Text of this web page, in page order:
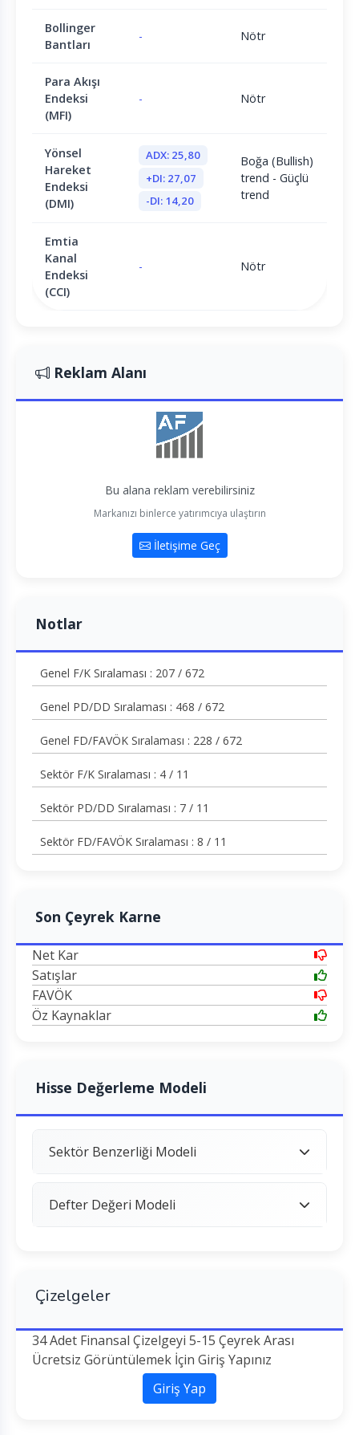
Bollinger
Bantları
- Nötr
Para Akışı
Endeksi
(MFI)
- Nötr
Yönsel
Hareket
Endeksi
(DMI)
ADX: 25,80
+DI: 27,07
-DI: 14,20
Boğa (Bullish)
trend - Güçlü
trend
Emtia
Kanal
Endeksi
(CCI)
- Nötr
Reklam Alanı
Bu alana reklam verebilirsiniz
Markanızı binlerce yatırımcıya ulaştırın
İletişime Geç
Notlar
Genel F/K Sıralaması : 207 / 672
Genel PD/DD Sıralaması : 468 / 672
Genel FD/FAVÖK Sıralaması : 228 / 672
Sektör F/K Sıralaması : 4 / 11
Sektör PD/DD Sıralaması : 7 / 11
Sektör FD/FAVÖK Sıralaması : 8 / 11
Son Çeyrek Karne
Net Kar
Satışlar
FAVÖK
Öz Kaynaklar
Hisse Değerleme Modeli
Sektör Benzerliği Modeli
Defter Değeri Modeli
Çizelgeler
34 Adet Finansal Çizelgeyi 5-15 Çeyrek Arası
Ücretsiz Görüntülemek İçin Giriş Yapınız
Giriş Yap